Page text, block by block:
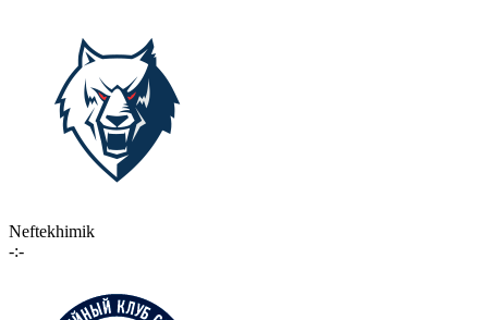
Neftekhimik
-:-